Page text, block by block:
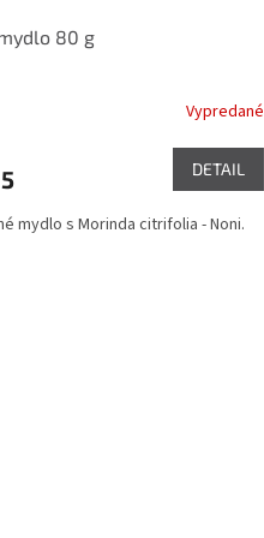
80 g
Vypredané
DETAIL
mydlo s Morinda citrifolia - Noni.